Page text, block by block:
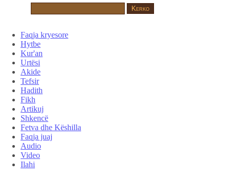
Faqja kryesore
Hytbe
Kur'an
Urtësi
Akide
Tefsir
Hadith
Fikh
Artikuj
Shkencë
Fetva dhe Këshilla
Faqja juaj
Audio
Video
Ilahi